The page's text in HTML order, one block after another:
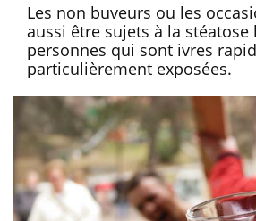
Les non buveurs ou les
aussi être sujets à la stéatose
personnes qui sont ivres
particulièrement exposées.